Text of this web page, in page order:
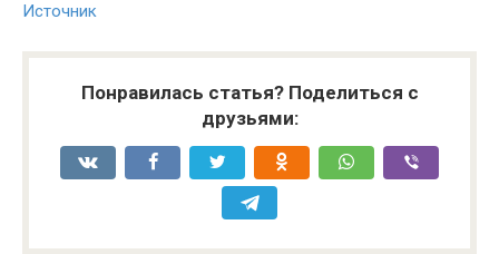
Источник
Понравилась статья? Поделиться с
друзьями: